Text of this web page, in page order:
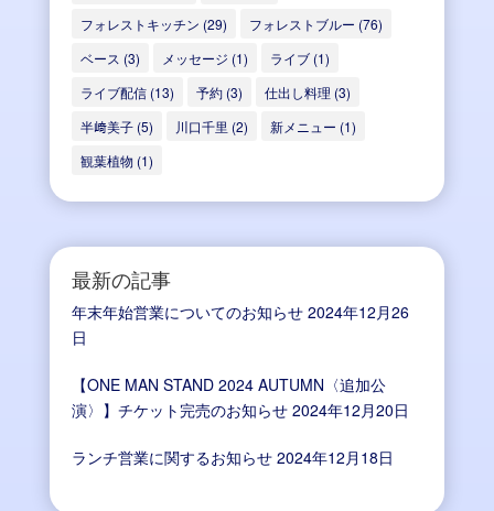
フォレストキッチン (29) フォレストブルー (76)
ベース (3) メッセージ (1) ライブ(1)
ライブ配信(13) 予約(3) 仕出し料理 (3)
半﨑美子(5) 川口千里 (2) 新メニュー (1)
観葉植物 (1)
最新の記事
年末年始営業についてのお知らせ 2024年12月26
日
【ONE MAN STAND 2024 AUTUMN〈追加公
演〉】チケット完売のお知らせ 2024年12月20日
ランチ営業に関するお知らせ 2024年12月18日